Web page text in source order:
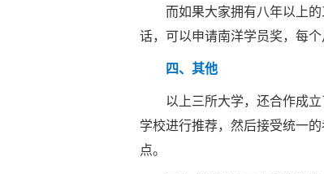
而如果大家拥有八年以上的
话，可以申请南洋学员奖，每
四、其他
以上三所大学，还合作成立
学校进行推荐，然后接受统一
点。